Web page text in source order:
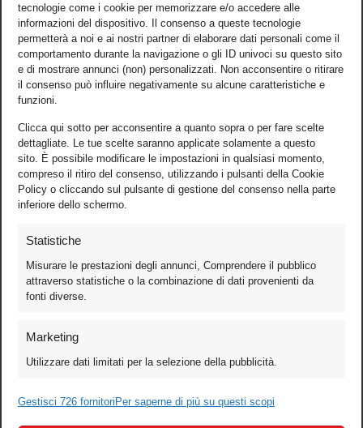
tecnologie come i cookie per memorizzare e/o accedere alle
informazioni del dispositivo. Il consenso a queste tecnologie
permetterà a noi e ai nostri partner di elaborare dati personali come il
comportamento durante la navigazione o gli ID univoci su questo sito
e di mostrare annunci (non) personalizzati. Non acconsentire o ritirare
il consenso può influire negativamente su alcune caratteristiche e
funzioni.
Clicca qui sotto per acconsentire a quanto sopra o per fare scelte
dettagliate. Le tue scelte saranno applicate solamente a questo
sito. È possibile modificare le impostazioni in qualsiasi momento,
compreso il ritiro del consenso, utilizzando i pulsanti della Cookie
Policy o cliccando sul pulsante di gestione del consenso nella parte
inferiore dello schermo.
Statistiche
Misurare le prestazioni degli annunci, Comprendere il pubblico
attraverso statistiche o la combinazione di dati provenienti da
fonti diverse.
Marketing
Utilizzare dati limitati per la selezione della pubblicità.
Gestisci 726 fornitori Per saperne di più su questi scopi
Games